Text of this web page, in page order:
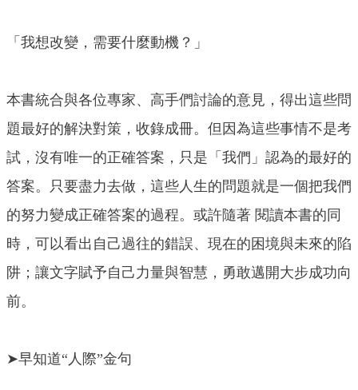
「我想改變，需要什麼動機？」
本書統合與各位專家、高手們討論的意見，得出這些問
題最好的解決對策，收錄成冊。但因為這些事情不是考
試，沒有唯一的正確答案，只是「我們」認為的最好的
答案。只要盡力去做，這些人生的問題就是一個把我們
的努力變成正確答案的過程。或許隨著 閱讀本書的同
時，可以看出自己過往的錯誤、現在的困境與未來的陷
阱；讓文字賦予自己力量與智慧，勇敢邁開大步成功向
前。
➤早知道“人際”金句